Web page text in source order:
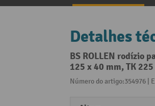
Detalhes
BS ROLLEN rodízio
125 x 40 mm, TK
Número do artigo:354976 |